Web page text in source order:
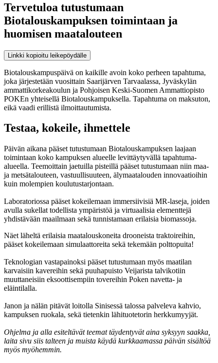
Tervetuloa tutustumaan
Biotalouskampuksen toimintaan ja
huomisen maatalouteen
Linkki kopioitu leikepöydälle
Biotalouskampuspäivä on kaikille avoin koko perheen tapahtuma,
joka järjestetään vuosittain Saarijärven Tarvaalassa, Jyväskylän
ammattikorkeakoulun ja Pohjoisen Keski-Suomen Ammattiopisto
POKEn yhteisellä Biotalouskampuksella. Tapahtuma on maksuton,
eikä vaadi erillistä ilmoittautumista.
Testaa, kokeile, ihmettele
Päivän aikana pääset tutustumaan Biotalouskampuksen laajaan
toimintaan koko kampuksen alueelle levittäytyvällä tapahtuma-
alueella. Teemoittain jaetuilla pisteillä pääset tutustumaan niin maa-
ja metsätalouteen, vastuullisuuteen, älymaatalouden innovaatioihin
kuin molempien koulutustarjontaan.
Laboratoriossa pääset kokeilemaan immersiivisiä MR-laseja, joiden
avulla sukellat todellista ympäristöä ja virtuaalisia elementtejä
yhdistävään maailmaan sekä tunnistamaan erilaisia biomassoja.
Näet läheltä erilaisia maatalouskoneita drooneista traktoireihin,
pääset kokeilemaan simulaattoreita sekä tekemään polttopuita!
Teknologian vastapainoksi pääset tutustumaan myös maatilan
karvaisiin kavereihin sekä puuhapuisto Veijarista talvikotiin
muuttaneisiin eksoottisempiin tovereihin Poken navetta- ja
eläintilalla.
Janon ja nälän pitävät loitolla Sinisessä talossa palveleva kahvio,
kampuksen ruokala, sekä tietenkin lähituotetorin herkkumyyjät.
Ohjelma ja alla esiteltävät teemat täydentyvät aina syksyyn saakka,
laita sivu siis talteen ja muista käydä kurkkaamassa päivän sisältöä
myös myöhemmin.